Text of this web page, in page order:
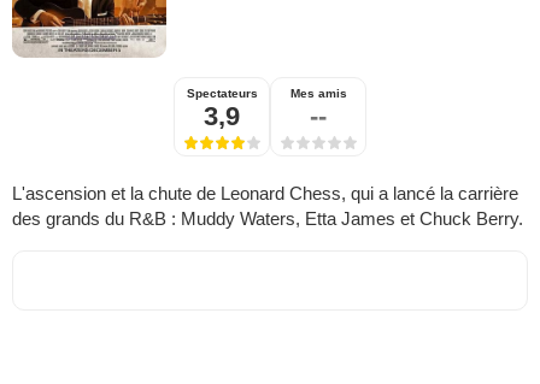
Spectateurs
3,9
Mes amis
--
L'ascension et la chute de Leonard Chess, qui a lancé la carrière
des grands du R&B : Muddy Waters, Etta James et Chuck Berry.